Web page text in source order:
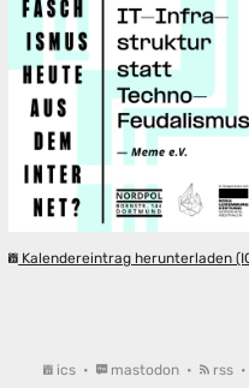
Kalendereintrag herunterladen
ics • mastodon • rss •